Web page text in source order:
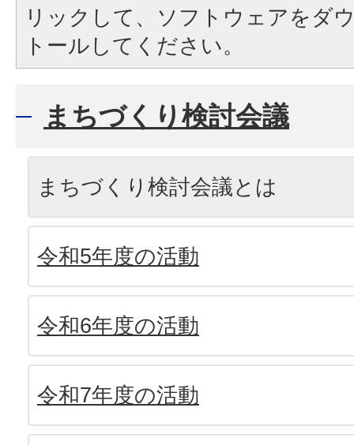
リックして、ソフトウェアをダ
トールしてください。
まちづくり検討会議
まちづくり検討会議とは
令和5年度の活動
令和6年度の活動
令和7年度の活動